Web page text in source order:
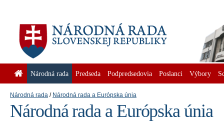
Národná rada Predseda Podpredsedovia Poslanci Výbory
Národná rada Národná rada a Európska únia
Národná rada a Európska únia